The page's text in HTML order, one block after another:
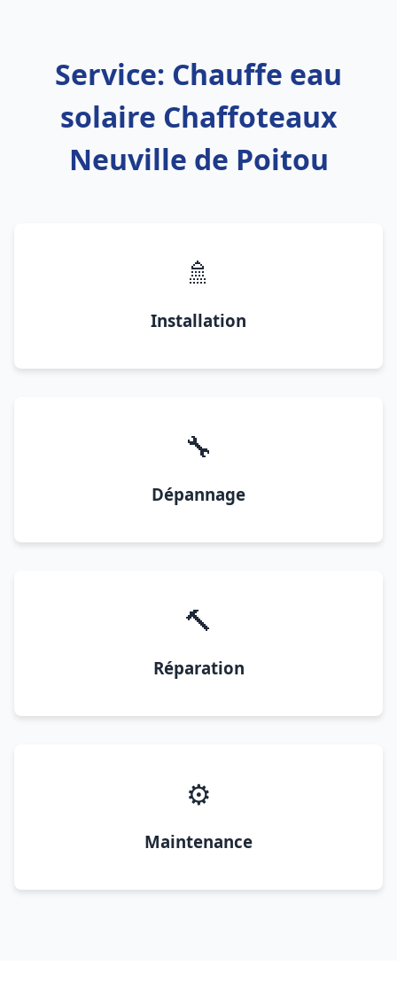
Service: Chauffe eau
solaire Chaffoteaux
Neuville de Poitou
🚿
Installation
🔧
Dépannage
🔨
Réparation
⚙️
Maintenance